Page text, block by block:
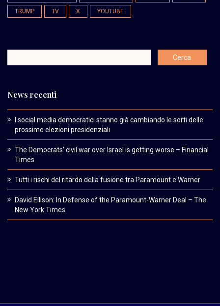
TRUMP TV X YOUTUBE
News recenti
I social media democratici stanno già cambiando le sorti delle
prossime elezioni presidenziali
The Democrats’ civil war over Israel is getting worse – Financial
Times
Tutti i rischi del ritardo della fusione tra Paramount e Warner
David Ellison: In Defense of the Paramount-Warner Deal – The
New York Times